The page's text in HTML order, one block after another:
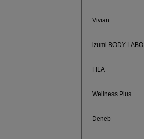
Vivian
izumi BODY LABO
FILA
Wellness Plus
Deneb